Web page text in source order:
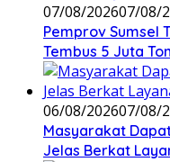
07/08/202607/08/
Pemprov Sumsel
Tembus 5 Juta Ton
06/08/202607/08/
Masyarakat
Jelas Berkat